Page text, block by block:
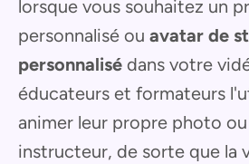
lorsque vous souhaitez un
personnalisé ou avatar de
personnalisé dans votre
éducateurs et formateurs
animer leur propre photo
instructeur, de sorte que la